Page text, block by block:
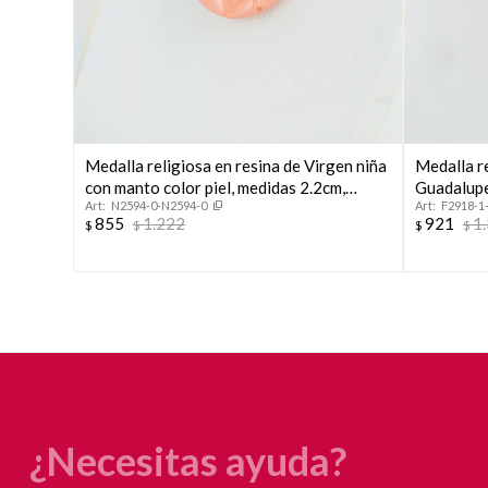
Medalla religiosa en resina de Virgen niña
con manto color piel, medidas 2.2cm,
argolla de plata 925.
N2594-0-N2594-0
$ 855 $1.222
Medalla
F2918-
$ 921 $
¿Necesitas ayuda?